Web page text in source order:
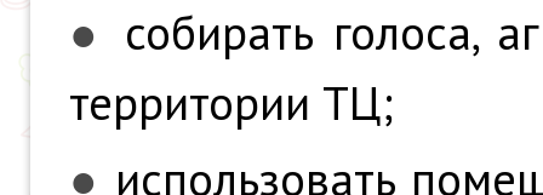
● собирать голоса,
территории ТЦ;
● использовать